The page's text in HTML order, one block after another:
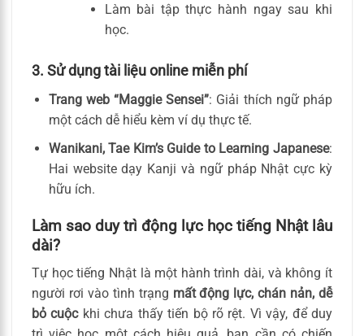
Làm bài tập thực hành ngay sau khi
học.
3. Sử dụng tài liệu online miễn phí
Trang web “Maggie Sensei”: Giải thích ngữ pháp
một cách dễ hiểu kèm ví dụ thực tế.
Wanikani, Tae Kim’s Guide to Learning Japanese:
Hai website dạy Kanji và ngữ pháp Nhật cực kỳ
hữu ích.
Làm sao duy trì động lực học tiếng Nhật lâu
dài?
Tự học tiếng Nhật là một hành trình dài, và không ít
người rơi vào tình trạng mất động lực, chán nản, dễ
bỏ cuộckhi chưa thấy tiến bộ rõ rệt. Vì vậy, để duy